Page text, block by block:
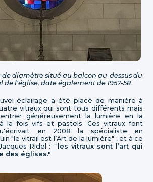
de diamètre situé au balcon au-dessus du
l'église, date également de 1957-58
éclairage a été placé de manière à
vitraux qui sont tous différents mais
généreusement la lumière en la
la fois vifs et pastels. Ces vitraux font
en 2008 la spécialiste en
"le vitrail est l’Art de la lumière" ; et à ce
Ridel : " les vitraux sont l’art qui
des églises."